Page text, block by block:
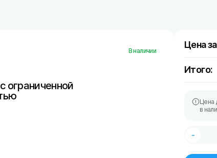
ограниченной
В наличии
Цена
Итого:
Цена
в
-